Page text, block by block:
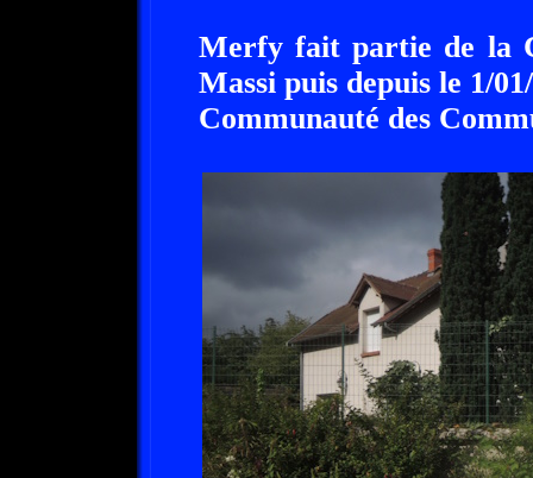
Merfy fait partie de la
Massi puis depuis le 1/
Communauté des